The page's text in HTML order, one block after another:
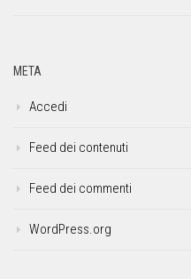
META
Accedi
Feed dei contenuti
Feed dei commenti
WordPress.org